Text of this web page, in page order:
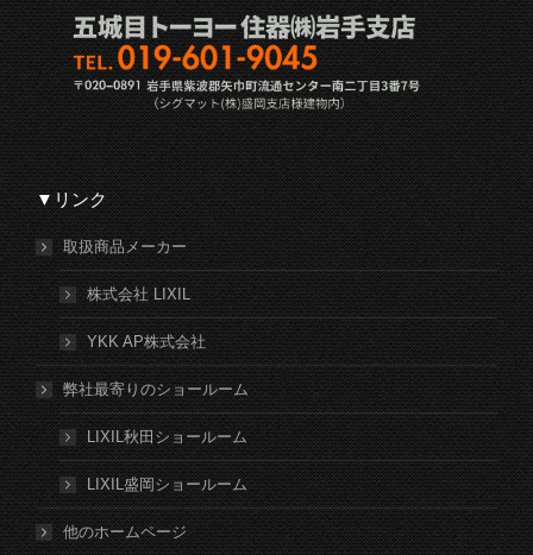
▼リンク
取扱商品メーカー
株式会社 LIXIL
YKK AP株式会社
弊社最寄りのショールーム
LIXIL秋田ショールーム
LIXIL盛岡ショールーム
他のホームページ